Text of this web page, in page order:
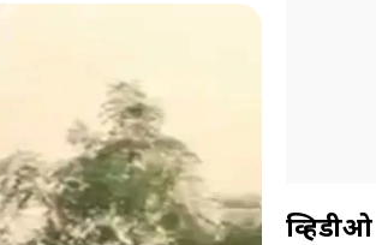
व्हिडीओ